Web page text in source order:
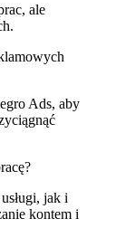
ale
Ads, aby
jak i
kontem i